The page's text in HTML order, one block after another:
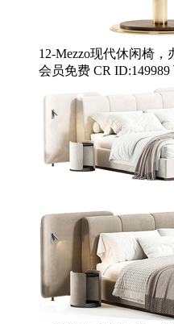
12-Mezzo现代休闲椅
会员免费 CR ID:149989